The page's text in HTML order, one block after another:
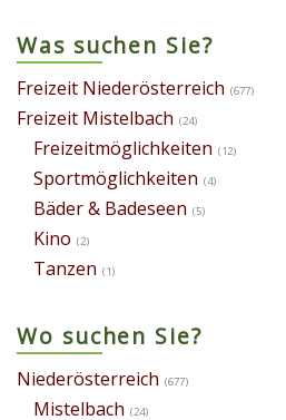
Was suchen Sie?
Freizeit Niederösterreich (677)
Freizeit Mistelbach (24)
Freizeitmöglichkeiten (12)
Sportmöglichkeiten (4)
Bäder & Badeseen (5)
Kino (2)
Tanzen (1)
Wo suchen Sie?
Niederösterreich (677)
Mistelbach (24)